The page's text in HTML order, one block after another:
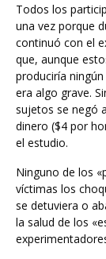
Todos los
una vez porque
continuó con el
que, aunque
produciría
era algo grave.
sujetos se negó
dinero ($4 por
el estudio.
Ninguno de los
víctimas los
se detuviera o
la salud de los